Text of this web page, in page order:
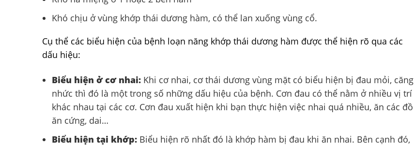
Khó chịu ở vùng khớp thái dương hàm, có thể lan xuống vùng cổ.
Cụ thể các biểu hiện của bệnh loạn năng khớp thái dương hàm được thể hiện rõ qua các
dấu hiệu:
Biểu hiện ở cơ nhai: Khi cơ nhai, cơ thái dương vùng mặt có biểu hiện bị đau mỏi, căng
nhức thì đó là một trong số những dấu hiệu của bệnh. Cơn đau có thể nằm ở nhiều vị trí
khác nhau tại các cơ. Cơn đau xuất hiện khi bạn thực hiện việc nhai quá nhiều, ăn các đồ
ăn cứng, dai…
Biểu hiện tại khớp: Biểu hiện rõ nhất đó là khớp hàm bị đau khi ăn nhai. Bên cạnh đó,